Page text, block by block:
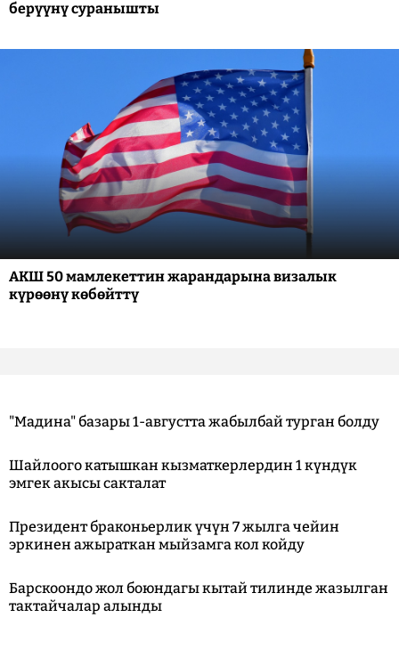
берүүнү суранышты
АКШ 50 мамлекеттин жарандарына визалык
күрөөнү көбөйттү
"Мадина" базары 1-августта жабылбай турган болду
Шайлоого катышкан кызматкерлердин 1 күндүк
эмгек акысы сакталат
Президент браконьерлик үчүн 7 жылга чейин
эркинен ажыраткан мыйзамга кол койду
Барскоондо жол боюндагы кытай тилинде жазылган
тактайчалар алынды